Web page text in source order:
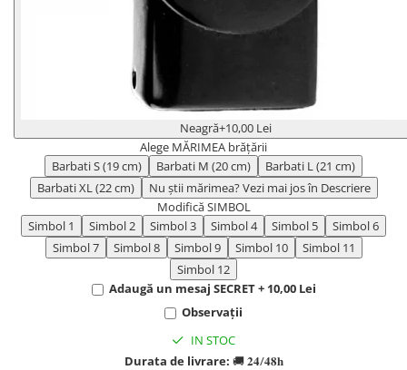
Neagră+10,00 Lei
Alege MĂRIMEA brățării
Barbati S (19 cm)
Barbati M (20 cm)
Barbati L (21 cm)
Barbati XL (22 cm)
Nu știi mărimea? Vezi mai jos în Descriere
Modifică SIMBOL
Simbol 1
Simbol 2 Simbol 3 Simbol 4 Simbol 5
Simbol 6
Simbol 7
Simbol 8 Simbol 9 Simbol 10
Simbol 11
Simbol 12
Adaugă un mesaj SECRET + 10,00 Lei
Observații
IN STOC
Durata de livrare: 🚚 𝟐𝟒/𝟒𝟖𝐡